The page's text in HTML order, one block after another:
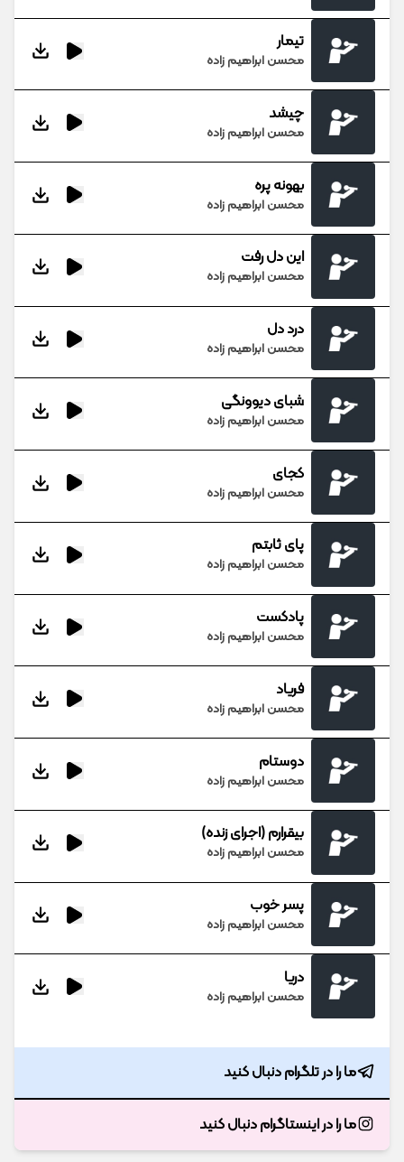
تیمار
محسن ابراهیم زاده
چیشد
محسن ابراهیم زاده
بهونه پره
محسن ابراهیم زاده
این دل رفت
محسن ابراهیم زاده
درد دل
محسن ابراهیم زاده
شبای دیوونگی
محسن ابراهیم زاده
کجای
محسن ابراهیم زاده
پای ثابتم
محسن ابراهیم زاده
پادکست
محسن ابراهیم زاده
فریاد
محسن ابراهیم زاده
دوستام
محسن ابراهیم زاده
بیقرارم (اجرای زنده)
محسن ابراهیم زاده
پسر خوب
محسن ابراهیم زاده
دریا
محسن ابراهیم زاده
ما را در تلگرام دنبال کنید
ما را در اینستاگرام دنبال کنید